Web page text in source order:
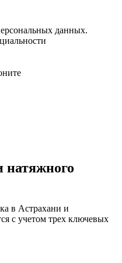
данных.
натяжного
в Астрахани и
с учетом трех ключевых